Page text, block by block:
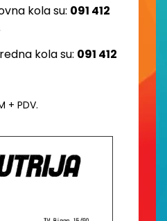
kola su: 091 412
kola su: 091 412
+ PDV.